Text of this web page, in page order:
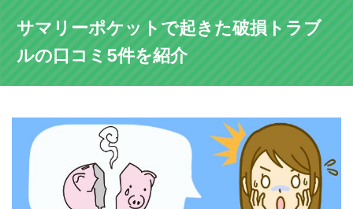
サマリーポケットで起きた破損トラブ
ルの口コミ5件を紹介